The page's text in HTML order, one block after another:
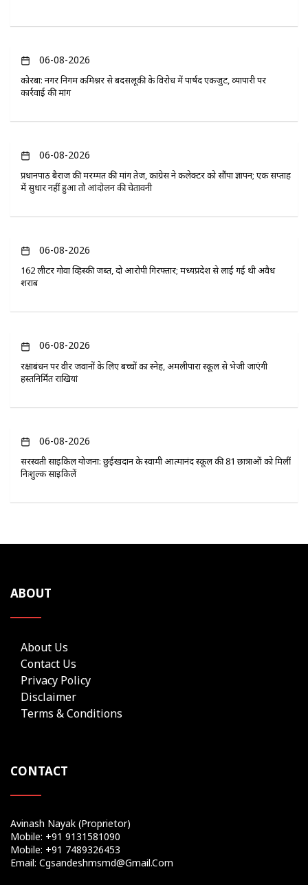
06-08-2026
कोरबा: नगर निगम कमिश्नर से बदसलूकी के विरोध में पार्षद एकजुट, व्यापारी पर
कार्रवाई की मांग
06-08-2026
प्रधानपाठ बैराज की मरम्मत की मांग तेज, कांग्रेस ने कलेक्टर को सौंपा ज्ञापन; एक सप्ताह
में सुधार नहीं हुआ तो आंदोलन की चेतावनी
06-08-2026
162 लीटर गोवा व्हिस्की जब्त, दो आरोपी गिरफ्तार; मध्यप्रदेश से लाई गई थी अवैध
शराब
06-08-2026
रक्षाबंधन पर वीर जवानों के लिए बच्चों का स्नेह, अमलीपारा स्कूल से भेजी जाएंगी
हस्तनिर्मित राखियां
06-08-2026
सरस्वती साइकिल योजना: छुईखदान के स्वामी आत्मानंद स्कूल की 81 छात्राओं को मिलीं
निःशुल्क साइकिलें
ABOUT
About Us
Contact Us
Privacy Policy
Disclaimer
Terms & Conditions
CONTACT
Avinash Nayak (Proprietor)
Mobile: +91 9131581090
Mobile: +91 7489326453
Email: Cgsandeshmsmd@gmail.com